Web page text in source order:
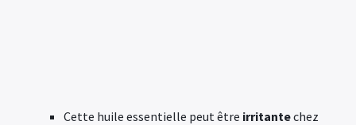
Cette huile essentielle peut être irritantechez